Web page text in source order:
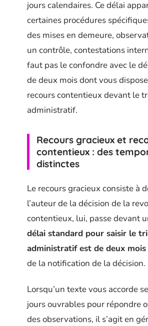
jours calendaires. Ce délai
certaines procédures
des mises en demeure,
un contrôle, contestations
faut pas le confondre avec le
de deux mois dont vous
recours contentieux devant le
administratif.
Recours gracieux et
contentieux : des
distinctes
Le recours gracieux consiste à
l’auteur de la décision de la
contentieux, lui, passe devant
délai standard pour saisir le
administratif est de deux mois
de la notification de la décision.
Lorsqu’un texte vous accorde
jours ouvrables pour répondre
des observations, il s’agit en